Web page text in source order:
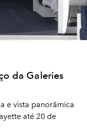
da Galeries
e vista panorâmica
até 20 de